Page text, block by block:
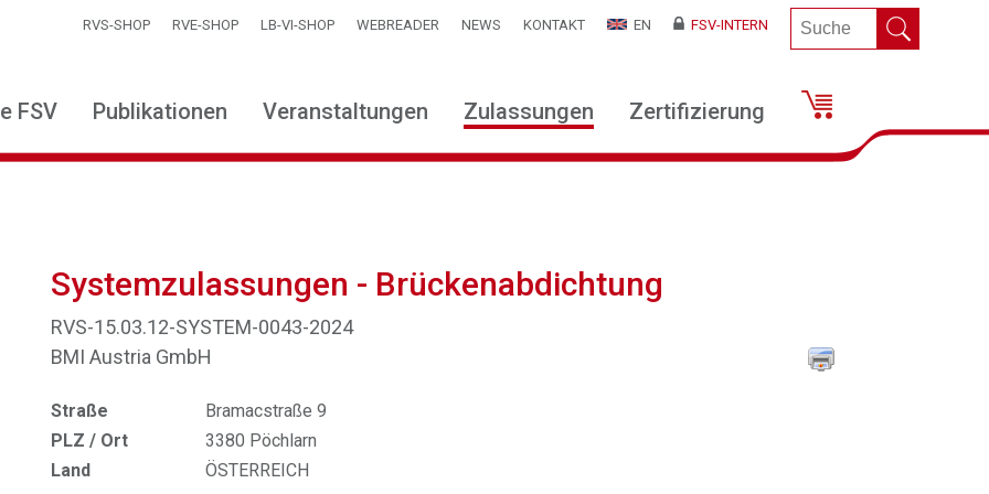
RVS-SHOP RVE-SHOP LB-VI-SHOP WEBREADER NEWS KONTAKT EN FSV-INTERN
FSV Publikationen Veranstaltungen Zulassungen Zertifizierung
Systemzulassungen - Brückenabdichtung
RVS-15.03.12-SYSTEM-0043-2024
BMI Austria GmbH
Straße
Bramacstraße 9
PLZ / Ort
3380 Pöchlarn
Land
ÖSTERREICH